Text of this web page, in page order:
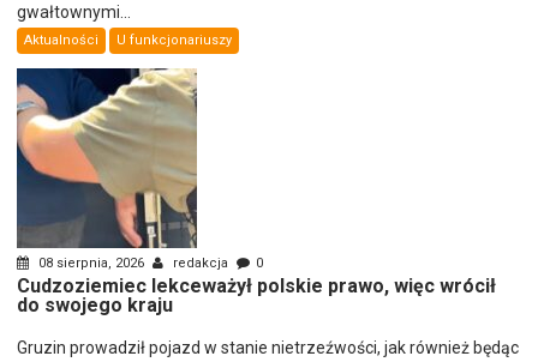
gwałtownymi...
Aktualności U funkcjonariuszy
08 sierpnia, 2026 redakcja 0
Cudzoziemiec lekceważył polskie prawo, więc wrócił
do swojego kraju
Gruzin prowadził pojazd w stanie nietrzeźwości, jak również będąc